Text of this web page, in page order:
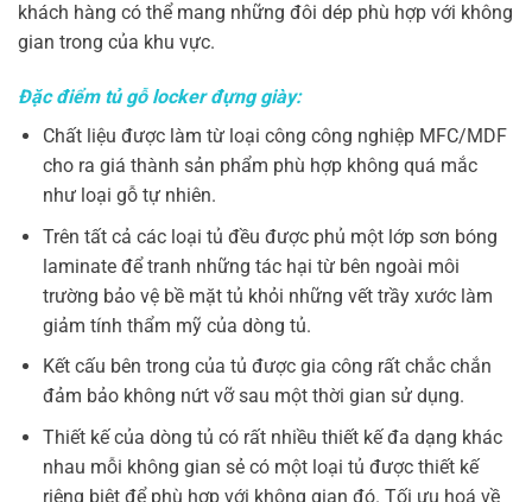
khách hàng có thể mang những đôi dép phù hợp với không
gian trong của khu vực.
Đặc điểm tủ gỗ locker đựng giày:
Chất liệu được làm từ loại công công nghiệp MFC/MDF
cho ra giá thành sản phẩm phù hợp không quá mắc
như loại gỗ tự nhiên.
Trên tất cả các loại tủ đều được phủ một lớp sơn bóng
laminate để tranh những tác hại từ bên ngoài môi
trường bảo vệ bề mặt tủ khỏi những vết trầy xước làm
giảm tính thẩm mỹ của dòng tủ.
Kết cấu bên trong của tủ được gia công rất chắc chắn
đảm bảo không nứt vỡ sau một thời gian sử dụng.
Thiết kế của dòng tủ có rất nhiều thiết kế đa dạng khác
nhau mỗi không gian sẻ có một loại tủ được thiết kế
riêng biệt để phù hợp với không gian đó. Tối ưu hoá về